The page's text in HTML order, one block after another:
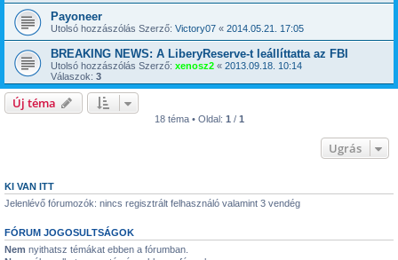
Payoneer
Utolsó hozzászólás Szerző: Victory07 « 2014.05.21. 17:05
BREAKING NEWS: A LiberyReserve-t leállíttatta az FBI
Utolsó hozzászólás Szerző: xenosz2 « 2013.09.18. 10:14
Válaszok: 3
Új téma
18 téma • Oldal: 1 / 1
Ugrás
KI VAN ITT
Jelenlévő fórumozók: nincs regisztrált felhasználó valamint 3 vendég
FÓRUM JOGOSULTSÁGOK
Nem nyithatsz témákat ebben a fórumban.